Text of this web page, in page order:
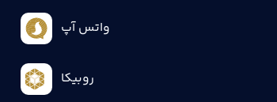
واتس آپ
روبیکا